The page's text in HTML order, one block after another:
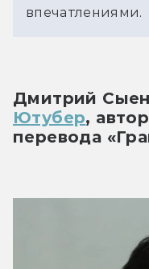
впечатлениями.
Дмитрий
Ютубер,
перевода